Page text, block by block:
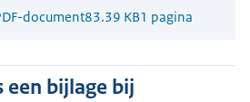
document83.39 KB1 pagina
bijlage bij